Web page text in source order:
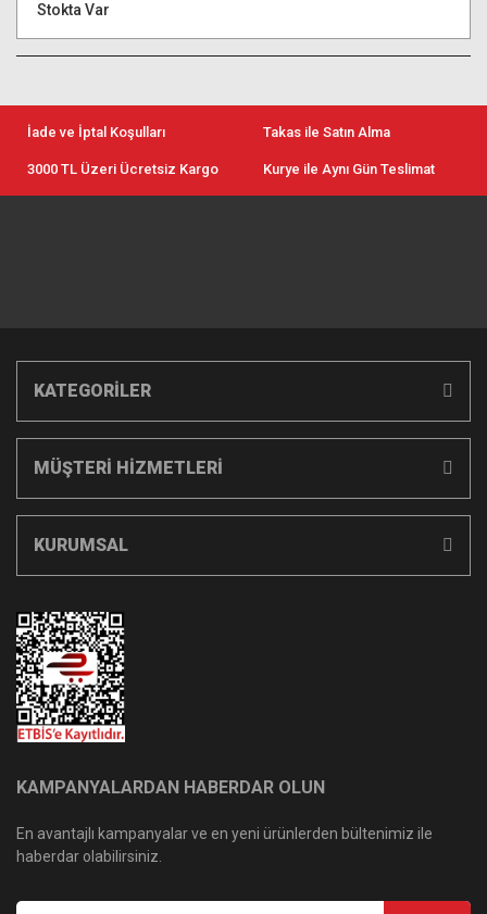
Stokta Var
İade ve İptal Koşulları Takas ile Satın Alma
3000 TL Üzeri Ücretsiz Kargo Kurye ile Aynı Gün Teslimat
KATEGORİLER
MÜŞTERİ HİZMETLERİ
KURUMSAL
KAMPANYALARDAN HABERDAR OLUN
En avantajlı kampanyalar ve en yeni ürünlerden bültenimiz ile
haberdar olabilirsiniz.